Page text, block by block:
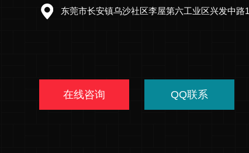
东莞市长安镇乌沙社区李屋第六工业区兴发中路
在线咨询 QQ联系